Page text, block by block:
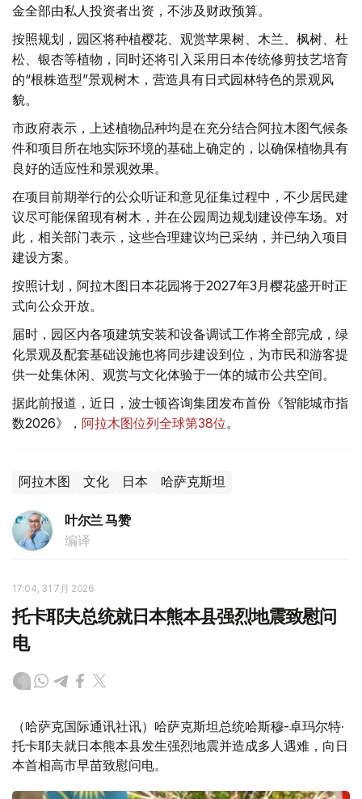
金全部由私人投资者出资，不涉及财政预算。
按照规划，园区将种植樱花、观赏苹果树、木兰、枫树、杜
松、银杏等植物，同时还将引入采用日本传统修剪技艺培育
的“根株造型”景观树木，营造具有日式园林特色的景观风
貌。
市政府表示，上述植物品种均是在充分结合阿拉木图气候条
件和项目所在地实际环境的基础上确定的，以确保植物具有
良好的适应性和景观效果。
在项目前期举行的公众听证和意见征集过程中，不少居民建
议尽可能保留现有树木，并在公园周边规划建设停车场。对
此，相关部门表示，这些合理建议均已采纳，并已纳入项目
建设方案。
按照计划，阿拉木图日本花园将于2027年3月樱花盛开时正
式向公众开放。
届时，园区内各项建筑安装和设备调试工作将全部完成，绿
化景观及配套基础设施也将同步建设到位，为市民和游客提
供一处集休闲、观赏与文化体验于一体的城市公共空间。
据此前报道，近日，波士顿咨询集团发布首份《智能城市指
数2026》， 阿拉木图位列全球第38位。
阿拉木图 文化 日本 哈萨克斯坦
叶尔兰 马赞
编译
17:04, 31 7月 2026
托卡耶夫总统就日本熊本县强烈地震致慰问
电
（哈萨克国际通讯社讯）哈萨克斯坦总统哈斯穆-卓玛尔特·
托卡耶夫就日本熊本县发生强烈地震并造成多人遇难，向日
本首相高市早苗致慰问电。